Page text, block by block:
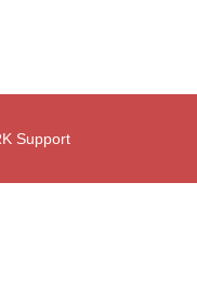
Support